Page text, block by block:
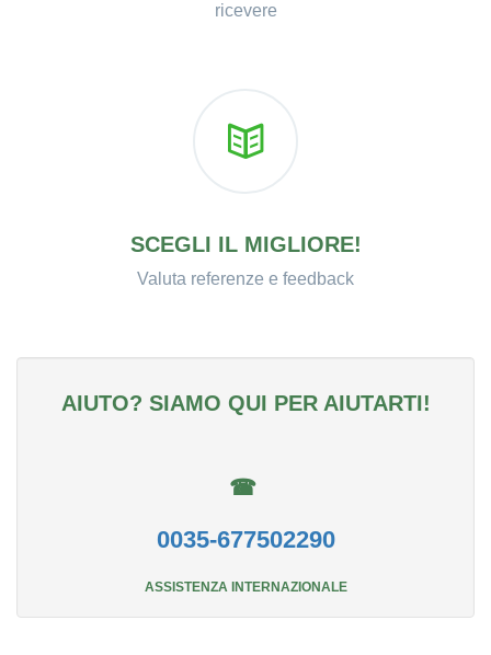
ricevere
SCEGLI IL MIGLIORE!
Valuta referenze e feedback
AIUTO? SIAMO QUI PER AIUTARTI!
☎
0035-677502290
ASSISTENZA INTERNAZIONALE